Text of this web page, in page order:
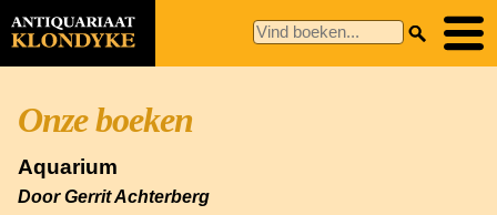
Onze boeken
Aquarium
Door Gerrit Achterberg